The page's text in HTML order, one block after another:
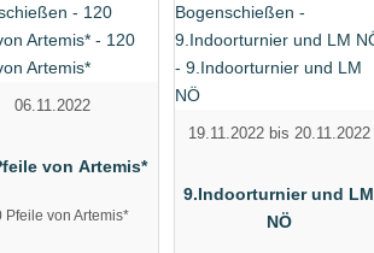
06.11.2022
von Artemis*
Pfeile von Artemis*
19.11.2022 bis 20.11.2022
9.Indoorturnier und LM
NÖ